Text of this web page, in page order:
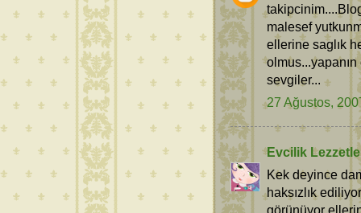
malesef
ellerine saglık
sevgiler...
27 Ağustos,
Evcilik
Kek deyince
haksızlık
görünüyor